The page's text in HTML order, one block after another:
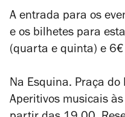
A entrada para os
e os bilhetes para
(quarta e quinta) e
Na Esquina. Praça
Aperitivos musicais